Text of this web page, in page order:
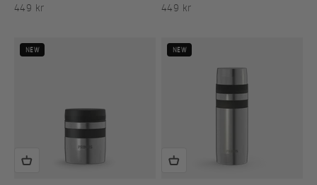
REA-pris
449 kr REA-pris
449 kr
NEW NEW